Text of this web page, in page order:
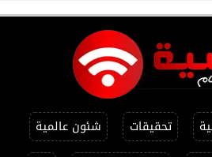
تحقيقات
شئون عالمية